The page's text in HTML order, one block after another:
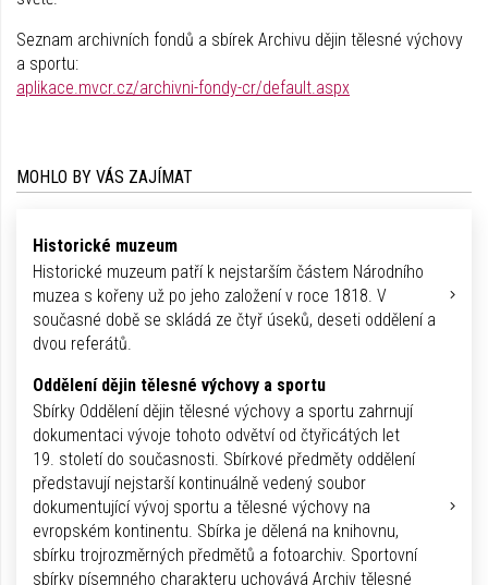
Seznam archivních fondů a sbírek Archivu dějin tělesné výchovy
a sportu:
aplikace.mvcr.cz/archivni-fondy-cr/default.aspx
MOHLO BY VÁS ZAJÍMAT
Historické muzeum
Historické muzeum patří k nejstarším částem Národního
muzea s kořeny už po jeho založení v roce 1818. V
současné době se skládá ze čtyř úseků, deseti oddělení a
dvou referátů.
Oddělení dějin tělesné výchovy a sportu
Sbírky Oddělení dějin tělesné výchovy a sportu zahrnují
dokumentaci vývoje tohoto odvětví od čtyřicátých let
19. století do současnosti. Sbírkové předměty oddělení
představují nejstarší kontinuálně vedený soubor
dokumentující vývoj sportu a tělesné výchovy na
evropském kontinentu. Sbírka je dělená na knihovnu,
sbírku trojrozměrných předmětů a fotoarchiv. Sportovní
sbírky písemného charakteru uchovává Archiv tělesné